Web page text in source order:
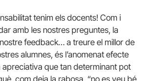
tenim els docents! Com i
amb les nostres preguntes, la
feedback… a treure el millor de
alumnes, és l’anomenat efecte
apreciativa que tan determinant pot
com deia la rabosa, “no es veu bé